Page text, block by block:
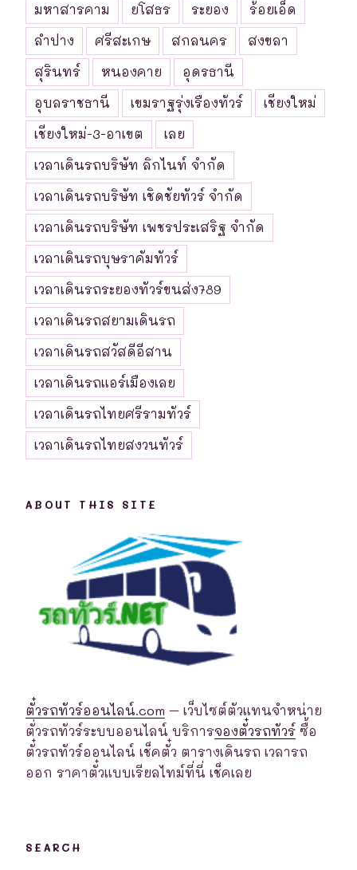
มหาสารคาม
ยโสธร ระยอง
ร้อยเอ็ด
ลำปาง
ศรีสะเกษ สกลนคร
สงขลา
สุรินทร์
หนองคาย
อุดรธานี
อุบลราชธานี
เขมราฐรุ่งเรืองทัวร์
เชียงใหม่
เชียงใหม่-3-อาเขต
เลย
เวลาเดินรถบริษัท ลิกไนท์ จำกัด
เวลาเดินรถบริษัท เชิดชัยทัวร์ จำกัด
เวลาเดินรถบริษัท เพชรประเสริฐ จำกัด
เวลาเดินรถบุษราคัมทัวร์
เวลาเดินรถระยองทัวร์ขนส่ง789
เวลาเดินรถสยามเดินรถ
เวลาเดินรถสวัสดีอีสาน
เวลาเดินรถแอร์เมืองเลย
เวลาเดินรถไทยศรีรามทัวร์
เวลาเดินรถไทยสงวนทัวร์
ABOUT THIS SITE
ตั๋วรถทัวร์ออนไลน์.com – เว็บไซต์ตัวแทนจำหน่าย
ตั่วรถทัวร์ระบบออนไลน์ บริการจองตั๋วรถทัวร์ ซื้อ
ตั๋วรถทัวร์ออนไลน์ เช็คตั๋ว ตารางเดินรถ เวลารถ
ออก ราคาตั๋วแบบเรียลไทม์ที่นี่ เช็คเลย
SEARCH